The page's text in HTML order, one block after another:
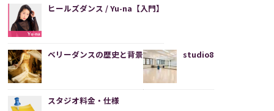
ヒールズダンス / Yu-na【入門】
ベリーダンスの歴史と背景 studio8
スタジオ料金・仕様